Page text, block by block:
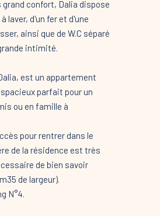
grand confort, Dalia dispose
laver, d'un fer et d'une
ainsi que de W.C séparé
intimité.
est un appartement
parfait pour un
ou en famille à
pour rentrer dans le
de la résidence est très
de bien savoir
de largeur).
N°4.